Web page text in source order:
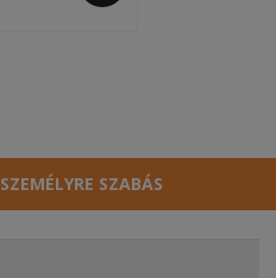
SZEMÉLYRE SZABÁS